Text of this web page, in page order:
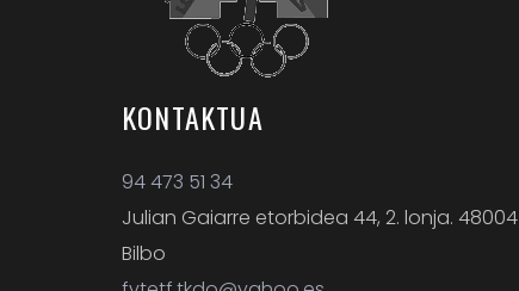
KONTAKTUA
94 473 51 34
Julian Gaiarre etorbidea 44, 2. lonja. 48004
Bilbo